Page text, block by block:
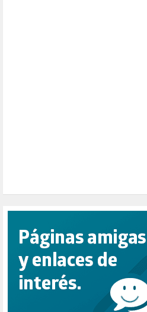
PUERTO DE VALENCIA (1)
RACISMO (1)
RELIGIÓN (114)
REPUBLICA (1)
SALUD (108)
SENSIBILIZACIÓN (576)
SINDICATOS (12)